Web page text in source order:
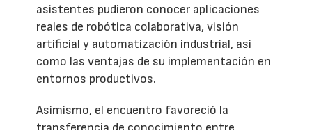
asistentes pudieron conocer aplicaciones
reales de robótica colaborativa, visión
artificial y automatización industrial, así
como las ventajas de su implementación en
entornos productivos.
Asimismo, el encuentro favoreció la